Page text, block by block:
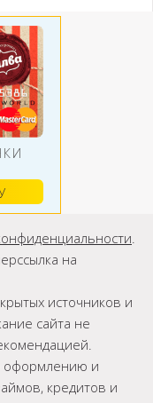
на
источников и
сайта не
оформлению и
кредитов и